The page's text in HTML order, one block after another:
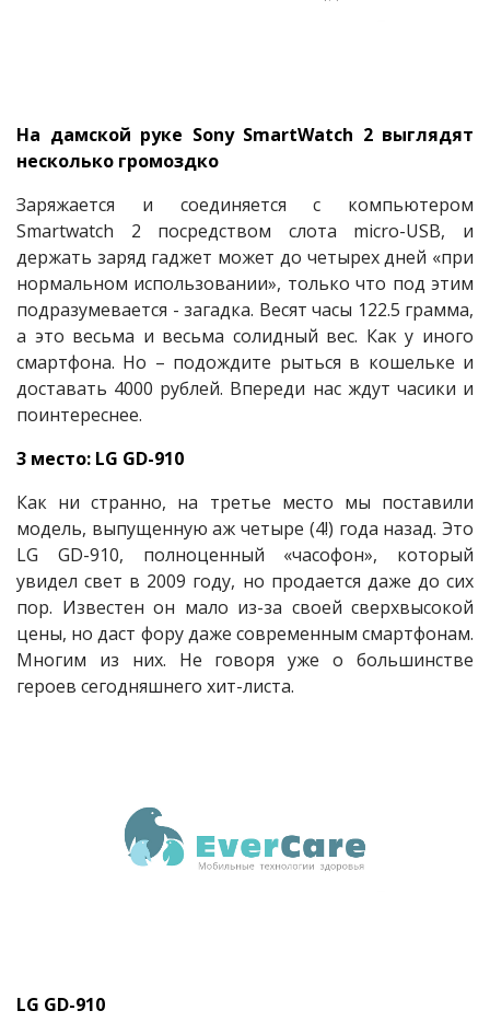
На дамской руке Sony SmartWatch 2 выглядят
несколько громоздко
Заряжается и соединяется с компьютером
Smartwatch 2 посредством слота micro-USB, и
держать заряд гаджет может до четырех дней «при
нормальном использовании», только что под этим
подразумевается - загадка. Весят часы 122.5 грамма,
а это весьма и весьма солидный вес. Как у иного
смартфона. Но – подождите рыться в кошельке и
доставать 4000 рублей. Впереди нас ждут часики и
поинтереснее.
3 место: LG GD-910
Как ни странно, на третье место мы поставили
модель, выпущенную аж четыре (4!) года назад. Это
LG GD-910, полноценный «часофон», который
увидел свет в 2009 году, но продается даже до сих
пор. Известен он мало из-за своей сверхвысокой
цены, но даст фору даже современным смартфонам.
Многим из них. Не говоря уже о большинстве
героев сегодняшнего хит-листа.
LG GD-910